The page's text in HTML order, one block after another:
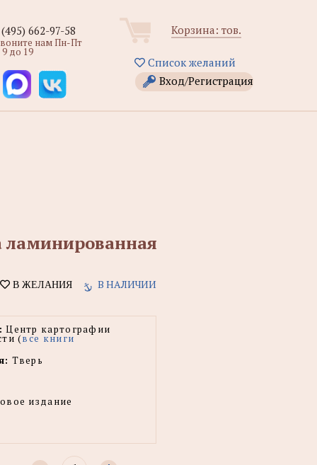
Корзина: тов.
Список желаний
Вход/Регистрация
662-97-58
нам Пн-Пт
9 до 19
ламинированная
В ЖЕЛАНИЯ В НАЛИЧИИ
Центр картографии
(все книги
Тверь
издание